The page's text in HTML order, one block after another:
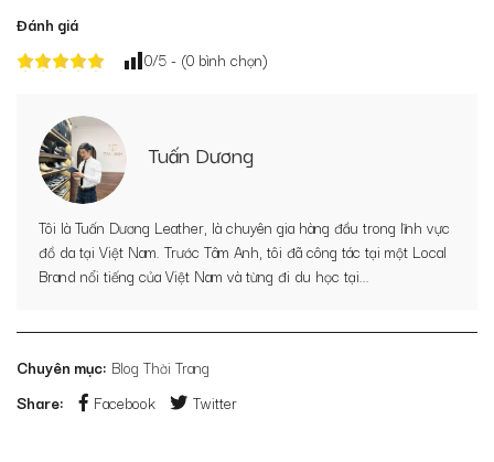
Đánh giá
0/5 - (0 bình chọn)
Tuấn Dương
Tôi là Tuấn Dương Leather, là chuyên gia hàng đầu trong lĩnh vực
đồ da tại Việt Nam. Trước Tâm Anh, tôi đã công tác tại một Local
Brand nổi tiếng của Việt Nam và từng đi du học tại...
Chuyên mục: Blog Thời Trang
Share:
Facebook Twitter